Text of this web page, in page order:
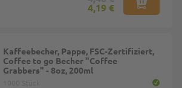
4,19 €
Kaffeebecher, Pappe, FSC-Zertifiziert,
Coffee to go Becher "Coffee
Grabbers" - 8oz, 200ml